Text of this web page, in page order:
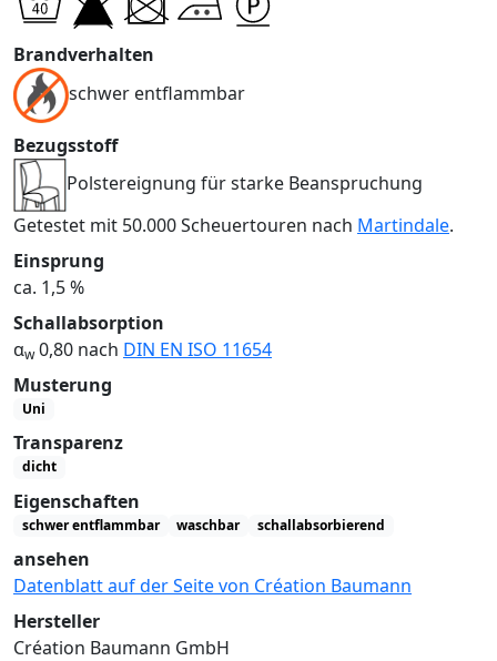
Brandverhalten
schwer entflammbar
Bezugsstoff
Polstereignung für starke Beanspruchung
Getestet mit 50.000 Scheuertouren nach Martindale.
Einsprung
ca. 1,5 %
Schallabsorption
αw0,80 nach DIN EN ISO 11654
Musterung
Uni
Transparenz
dicht
Eigenschaften
schwer entflammbar waschbar schallabsorbierend
ansehen
Datenblatt auf der Seite von Création Baumann
Hersteller
Création Baumann GmbH